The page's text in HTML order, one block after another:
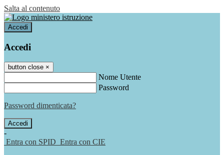
Salta al contenuto
Accedi
Accedi
button close ×
Nome Utente
Password
Password dimenticata?
-
Entra con SPID Entra con CIE